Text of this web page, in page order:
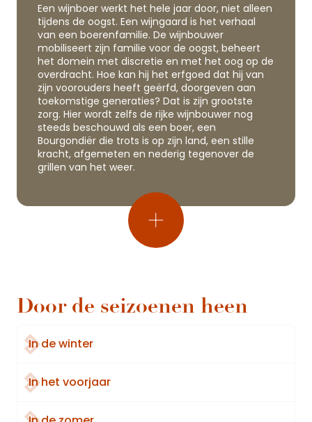
Een wijnboer werkt het hele jaar door, niet alleen
tijdens de oogst. Een wijngaard is het verhaal
van een boerenfamilie. De wijnbouwer
mobiliseert zijn familie voor de oogst, beheert
het domein met discretie en met het oog op de
overdracht. Hoe kan hij het erfgoed dat hij van
zijn voorouders heeft geërfd, doorgeven aan
toekomstige generaties? Dat is zijn grootste
zorg. Hier wordt zelfs de rijke wijnbouwer nog
steeds beschouwd als een boer, een
Bourgondiër die trots is op zijn land, een stille
kracht, afgemeten en nederig tegenover de
grillen van het weer.
Door de seizoenen heen
In de winter
In het voorjaar